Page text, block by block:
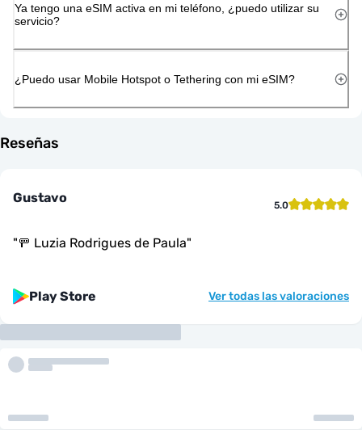
Ya tengo una eSIM activa en mi teléfono, ¿puedo utilizar su
servicio?
¿Puedo usar Mobile Hotspot o Tethering con mi eSIM?
Reseñas
Gustavo 5.0
"🚥 Luzia Rodrigues de Paula"
Play Store Ver todas las valoraciones